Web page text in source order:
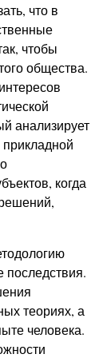
что в
чтобы
общества.
анализирует
когда
теориях, а
человека.